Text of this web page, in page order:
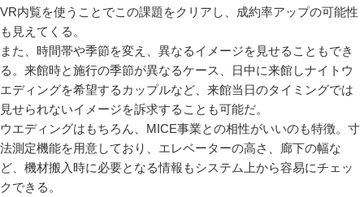
VR内覧を使うことでこの課題をクリアし、成約率アップの可能性
も見えてくる。
また、時間帯や季節を変え、異なるイメージを見せることもでき
る。来館時と施行の季節が異なるケース、日中に来館しナイトウ
エディングを希望するカップルなど、来館当日のタイミングでは
見せられないイメージを訴求することも可能だ。
ウエディングはもちろん、MICE事業との相性がいいのも特徴。寸
法測定機能を用意しており、エレベーターの高さ、廊下の幅な
ど、機材搬入時に必要となる情報もシステム上から容易にチェッ
クできる。